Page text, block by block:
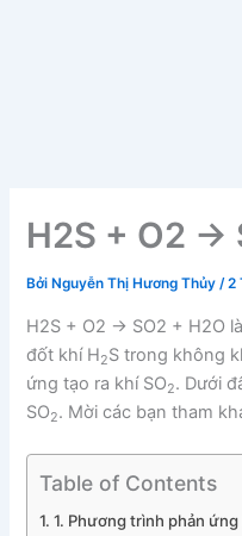
H2S + O2 →
Bởi Nguyễn Thị Hương Thủy/2
H2S + O2 → SO2 + H2O
đốt khí H2S trong không
ứng tạo ra khí SO2. Dưới
SO2. Mời các bạn tham
Table of Contents
1. Phương trình phản ứng